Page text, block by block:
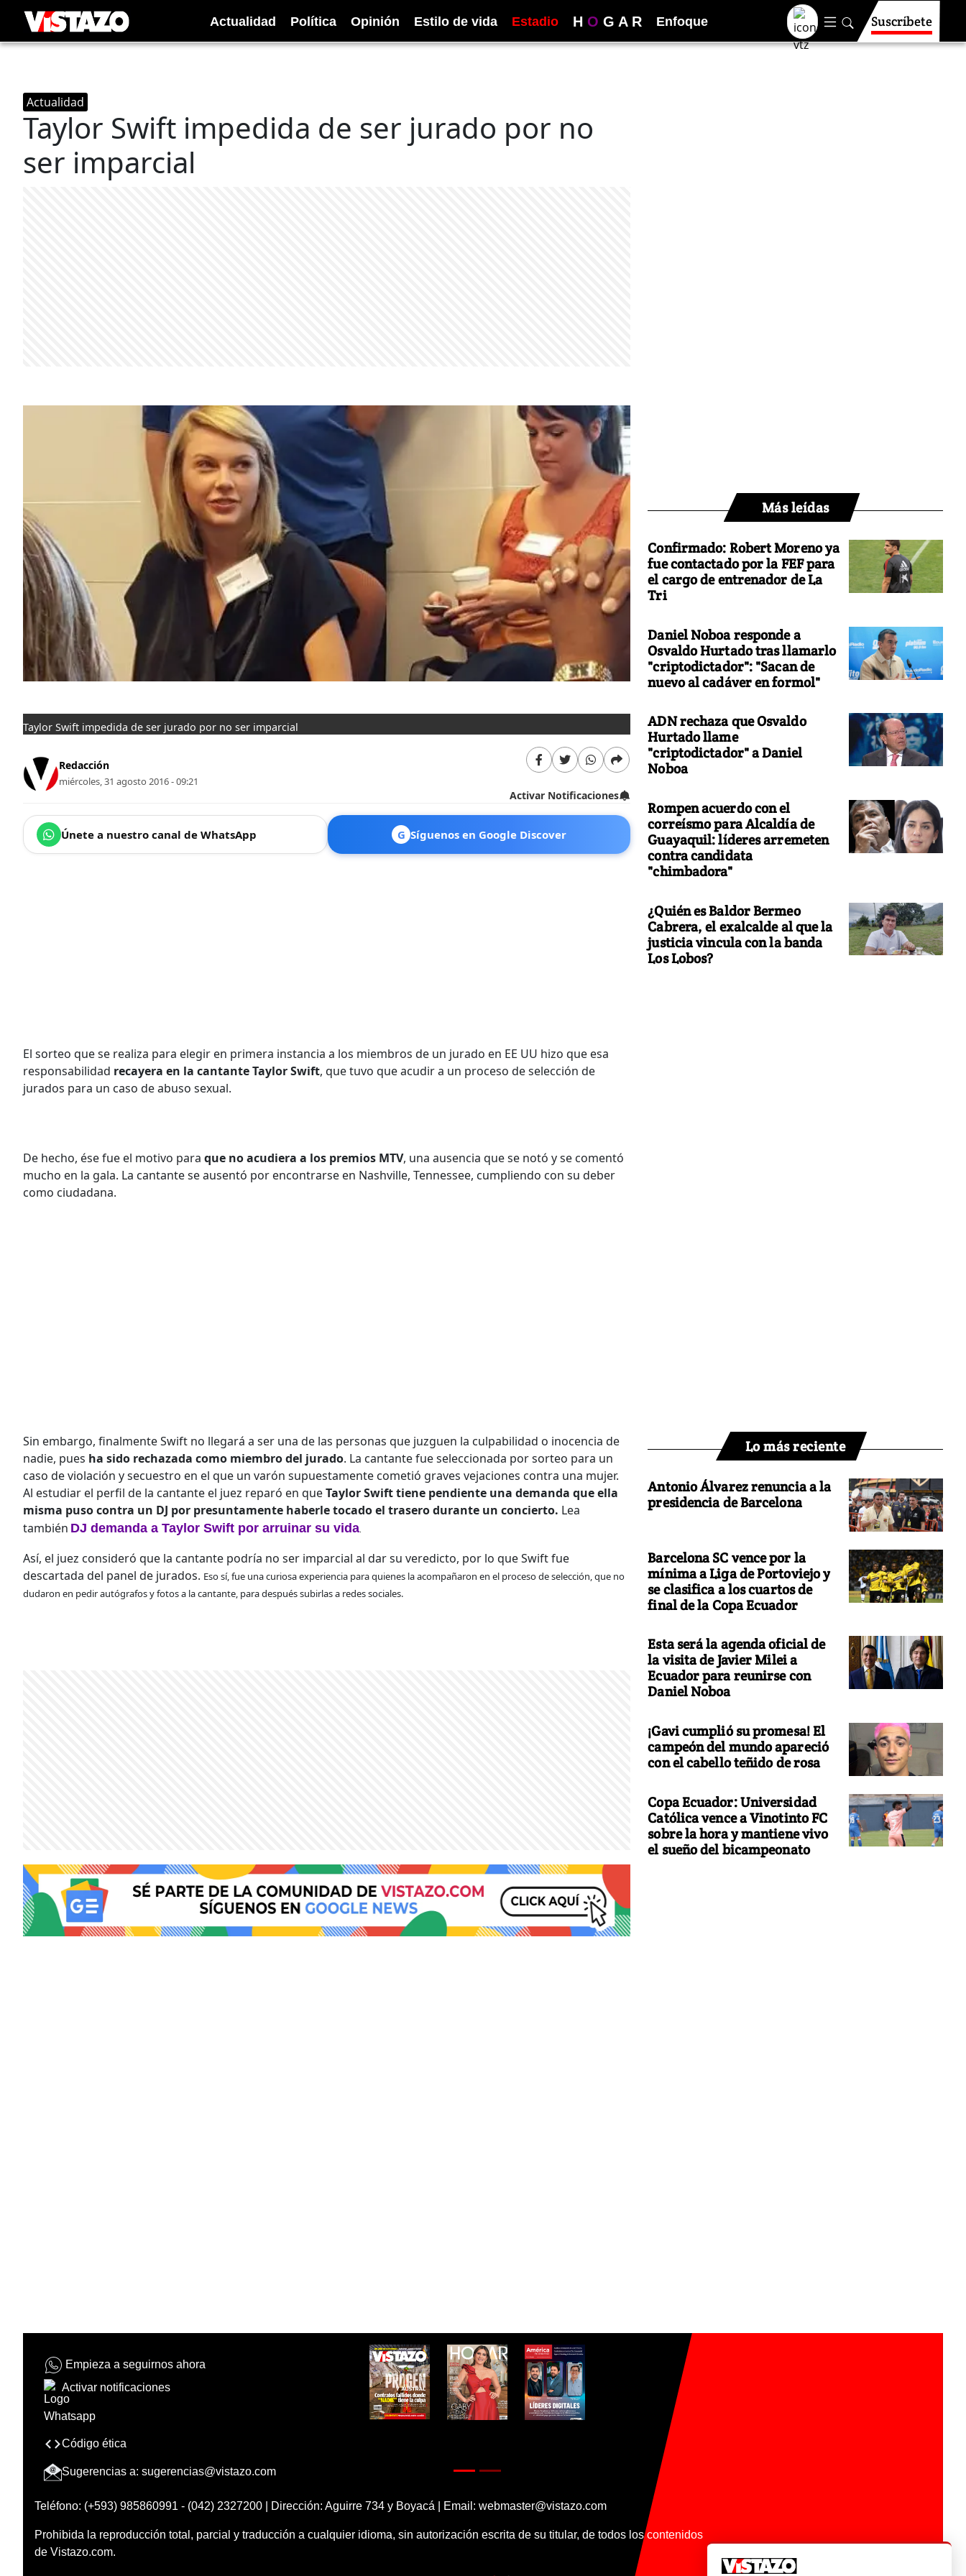
Actualidad Política Opinión Estilo de vida Estadio H O G A R Enfoque Suscríbete
Actualidad
Taylor Swift impedida de ser jurado por no
ser imparcial
Taylor Swift impedida de ser jurado por no ser imparcial
Redacción
miércoles, 31 agosto 2016 - 09:21
Activar Notificaciones
Únete a nuestro canal de WhatsApp G Síguenos en Google Discover
El sorteo que se realiza para elegir en primera instancia a los miembros de un jurado en EE UU hizo que esa
responsabilidad recayera en la cantante Taylor Swift, que tuvo que acudir a un proceso de selección de
jurados para un caso de abuso sexual.
De hecho, ése fue el motivo para que no acudiera a los premios MTV, una ausencia que se notó y se comentó
mucho en la gala. La cantante se ausentó por encontrarse en Nashville, Tennessee, cumpliendo con su deber
como ciudadana.
Sin embargo, finalmente Swift no llegará a ser una de las personas que juzguen la culpabilidad o inocencia de
nadie, pues ha sido rechazada como miembro del jurado. La cantante fue seleccionada por sorteo para un
caso de violación y secuestro en el que un varón supuestamente cometió graves vejaciones contra una mujer.
Al estudiar el perfil de la cantante el juez reparó en queTaylor Swift tiene pendiente una demanda que ella
misma puso contra un DJ por presuntamente haberle tocado el trasero durante un concierto. Lea
también DJ demanda a Taylor Swift por arruinar su vida
Así, el juez consideró que la cantante podría no ser imparcial al dar su veredicto, por lo que Swift fue
descartada del panel de jurados. Eso sí, fue una curiosa experiencia para quienes la acompañaron en el proceso de selección, que no
dudaron en pedir autógrafos y fotos a la cantante, para después subirlas a redes sociales.
Más leídas
Confirmado: Robert Moreno ya
fue contactado por la FEF para
el cargo de entrenador de La
Tri
Daniel Noboa responde a
Osvaldo Hurtado tras llamarlo
"criptodictador": "Sacan de
nuevo al cadáver en formol"
ADN rechaza que Osvaldo
Hurtado llame
"criptodictador" a Daniel
Noboa
Rompen acuerdo con el
correísmo para Alcaldía de
Guayaquil: líderes arremeten
contra candidata
"chimbadora"
¿Quién es Baldor Bermeo
Cabrera, el exalcalde al que la
justicia vincula con la banda
Los Lobos?
Lo más reciente
Antonio Álvarez renuncia a la
presidencia de Barcelona
Barcelona SC vence por la
mínima a Liga de Portoviejo y
se clasifica a los cuartos de
final de la Copa Ecuador
Esta será la agenda oficial de
la visita de Javier Milei a
Ecuador para reunirse con
Daniel Noboa
¡Gavi cumplió su promesa! El
campeón del mundo apareció
con el cabello teñido de rosa
Copa Ecuador: Universidad
Católica vence a Vinotinto FC
sobre la hora y mantiene vivo
el sueño del bicampeonato
Empieza a seguirnos ahora
Activar notificaciones
Código ética
Sugerencias a: sugerencias@vistazo.com
Teléfono: (+593) 985860991 - (042) 2327200 | Dirección: Aguirre 734 y Boyacá | Email: webmaster@vistazo.com
Prohibida la reproducción total, parcial y traducción a cualquier idioma, sin autorización escrita de su titular, de todos los contenidos
de Vistazo.com.